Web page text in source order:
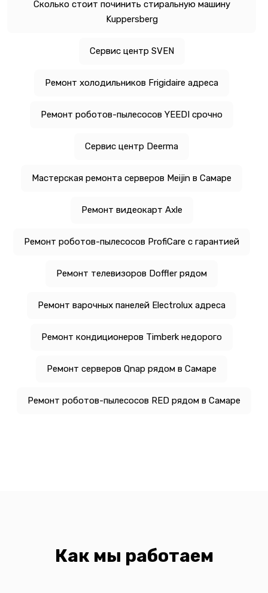
Сколько стоит починить стиральную машину
Kuppersberg
Сервис центр SVEN
Ремонт холодильников Frigidaire адреса
Ремонт роботов-пылесосов YEEDI срочно
Сервис центр Deerma
Мастерская ремонта серверов Meijin в Самаре
Ремонт видеокарт Axle
Ремонт роботов-пылесосов ProfiCare с гарантией
Ремонт телевизоров Doffler рядом
Ремонт варочных панелей Electrolux адреса
Ремонт кондиционеров Timberk недорого
Ремонт серверов Qnap рядом в Самаре
Ремонт роботов-пылесосов RED рядом в Самаре
Как мы работаем